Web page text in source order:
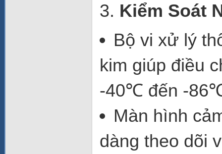
3. Kiểm Soát
Bộ vi xử lý
kim giúp điều
-40℃ đến -
Màn hình
dàng theo dõi